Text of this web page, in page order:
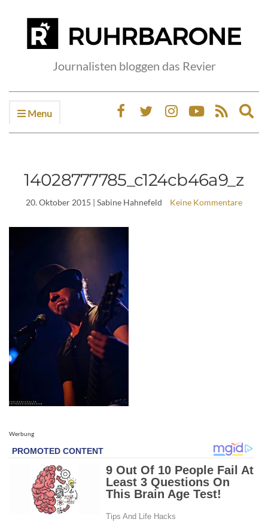
Journalisten bloggen das Revier
Menu
14028777785_c124cb46a9_z
20. Oktober 2015 | Sabine Hahnefeld Keine Kommentare
Werbung